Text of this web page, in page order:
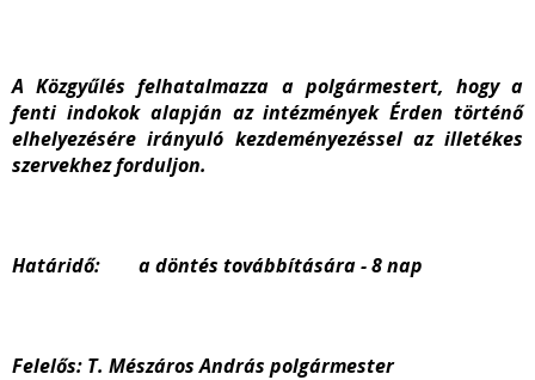
A Közgyűlés felhatalmazza a polgármestert, hogy a
fenti indokok alapján az intézmények Érden történő
elhelyezésére irányuló kezdeményezéssel az illetékes
szervekhez forduljon.
Határidő: a döntés továbbítására - 8 nap
Felelős: T. Mészáros András polgármester